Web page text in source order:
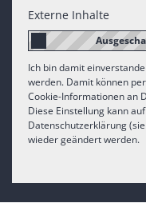
Externe Inhalte
Ich bin damit
werden. Damit können
Cookie-Informationen an
Diese Einstellung kann
Datenschutzerklärung
wieder geändert werden.